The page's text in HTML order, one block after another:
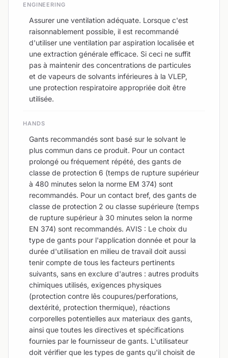
ENGINEERING
Assurer une ventilation adéquate. Lorsque c'est
raisonnablement possible, il est recommandé
d'utiliser une ventilation par aspiration localisée et
une extraction générale efficace. Si ceci ne suffit
pas à maintenir des concentrations de particules
et de vapeurs de solvants inférieures à la VLEP,
une protection respiratoire appropriée doit être
utilisée.
HANDS
Gants recommandés sont basé sur le solvant le
plus commun dans ce produit. Pour un contact
prolongé ou fréquement répété, des gants de
classe de protection 6 (temps de rupture supérieur
à 480 minutes selon la norme EM 374) sont
recommandés. Pour un contact bref, des gants de
classe de protection 2 ou classe supérieure (temps
de rupture supérieur à 30 minutes selon la norme
EN 374) sont recommandés. AVIS : Le choix du
type de gants pour l'application donnée et pour la
durée d'utilisation en milieu de travail doit aussi
tenir compte de tous les facteurs pertinents
suivants, sans en exclure d'autres : autres produits
chimiques utilisés, exigences physiques
(protection contre lês coupures/perforations,
dextérité, protection thermique), réactions
corporelles potentielles aux materiaux des gants,
ainsi que toutes les directives et spécifications
fournies par le fournisseur de gants. L'utilisateur
doit vérifier que les types de gants qu'il choisit de